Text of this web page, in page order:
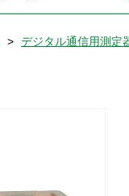
デジタル通信用測定